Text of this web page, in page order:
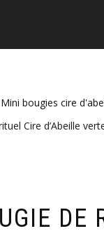
Mini bougies cire
Cire d’Abeille
DE